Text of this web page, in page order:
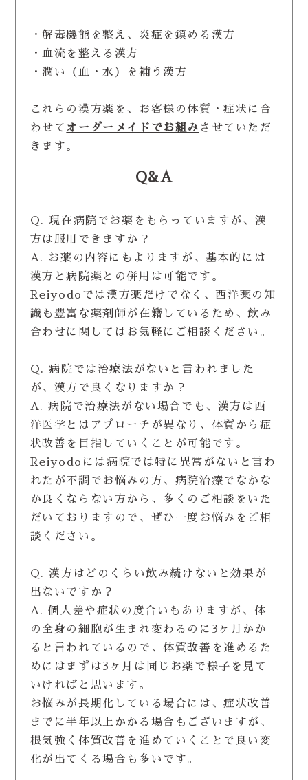
・解毒機能を整え、炎症を鎮める漢方
・血流を整える漢方
・潤い（血・水）を補う漢方
これらの漢方薬を、お客様の体質・症状に合
わせて オーダーメイドでお組み させていただ
きます。
Q&A
Q. 現在病院でお薬をもらっていますが、漢
方は服用できますか？
A. お薬の内容にもよりますが、基本的には
漢方と病院薬との併用は可能です。
Reiyodoでは漢方薬だけでなく、西洋薬の知
識も豊富な薬剤師が在籍しているため、飲み
合わせに関してはお気軽にご相談ください。
Q. 病院では治療法がないと言われました
が、漢方で良くなりますか？
A. 病院で治療法がない場合でも、漢方は西
洋医学とはアプローチが異なり、体質から症
状改善を目指していくことが可能です。
Reiyodoには病院では特に異常がないと言わ
れたが不調でお悩みの方、病院治療でなかな
か良くならない方から、多くのご相談をいた
だいておりますので、ぜひ一度お悩みをご相
談ください。
Q. 漢方はどのくらい飲み続けないと効果が
出ないですか？
A. 個人差や症状の度合いもありますが、体
の全身の細胞が生まれ変わるのに3ヶ月かか
ると言われているので、体質改善を進めるた
めにはまずは3ヶ月は同じお薬で様子を見て
いければと思います。
お悩みが長期化している場合には、症状改善
までに半年以上かかる場合もございますが、
根気強く体質改善を進めていくことで良い変
化が出てくる場合も多いです。